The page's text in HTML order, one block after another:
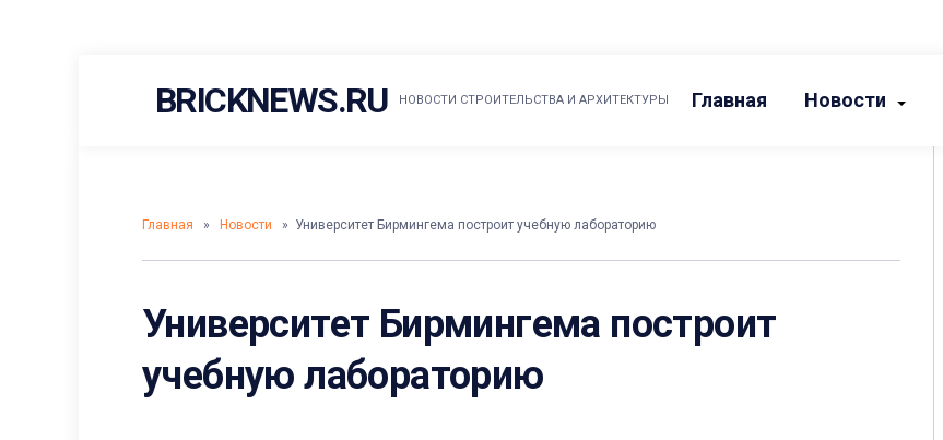
BRICKNEWS.RU НОВОСТИ СТРОИТЕЛЬСТВА И АРХИТЕКТУРЫ Главная Новости
Главная » Новости » Университет Бирмингема построит учебную лабораторию
Университет Бирмингема построит
учебную лабораторию